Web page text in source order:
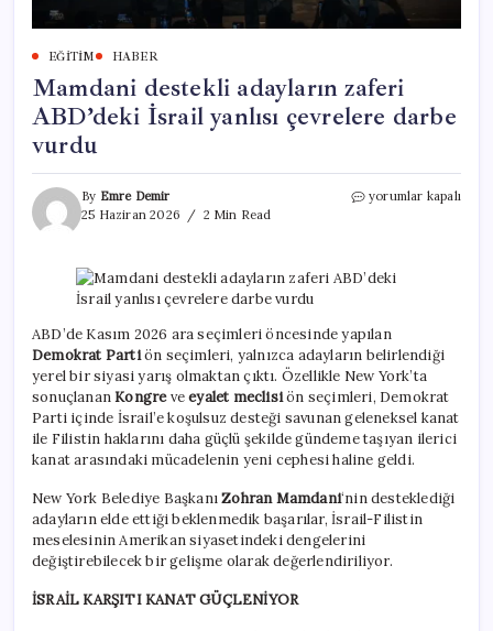
EĞITIM HABER
Mamdani destekli adayların zaferi
ABD’deki İsrail yanlısı çevrelere darbe
vurdu
By Emre Demir
25 Haziran 2026
2 Min Read
Mamdani
ABD’deki
çevrelere
vurdu
için
yorumlar kapalı
ABD’de Kasım 2026 ara seçimleri öncesinde yapılan
Demokrat Partiön seçimleri, yalnızca adayların belirlendiği
yerel bir siyasi yarış olmaktan çıktı. Özellikle New York’ta
sonuçlananKongreveeyalet meclisiön seçimleri, Demokrat
Parti içinde İsrail’e koşulsuz desteği savunan geleneksel kanat
ile Filistin haklarını daha güçlü şekilde gündeme taşıyan ilerici
kanat arasındaki mücadelenin yeni cephesi haline geldi.
New York Belediye BaşkanıZohran Mamdani‘nin desteklediği
adayların elde ettiği beklenmedik başarılar, İsrail-Filistin
meselesinin Amerikan siyasetindeki dengelerini
değiştirebilecek bir gelişme olarak değerlendiriliyor.
İSRAİL KARŞITI KANAT GÜÇLENİYOR